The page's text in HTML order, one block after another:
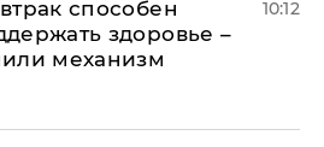
способен
здоровье –
механизм
10:12